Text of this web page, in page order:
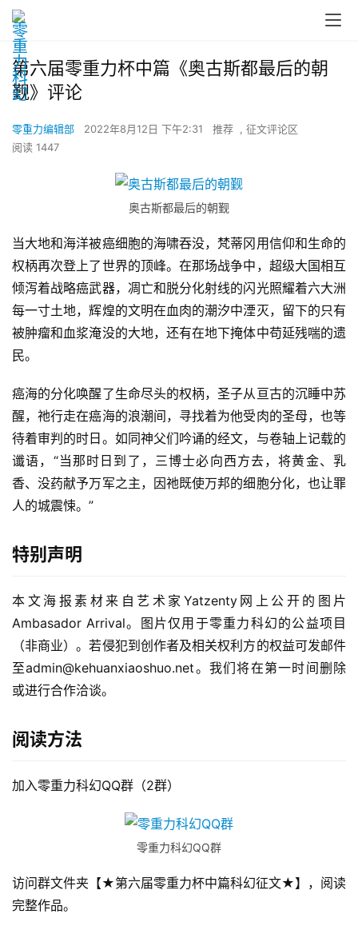
零
重
第六届零重力杯中篇《奥古斯都最后的朝
觐》评论
零重力编辑部 2022年8月12日 下午2:31 推荐 , 征文评论区
阅读 1447
奥古斯都最后的朝觐
当大地和海洋被癌细胞的海啸吞没，梵蒂冈用信仰和生命的
权柄再次登上了世界的顶峰。在那场战争中，超级大国相互
倾泻着战略癌武器，凋亡和脱分化射线的闪光照耀着六大洲
每一寸土地，辉煌的文明在血肉的潮汐中湮灭，留下的只有
被肿瘤和血浆淹没的大地，还有在地下掩体中苟延残喘的遗
民。
癌海的分化唤醒了生命尽头的权柄，圣子从亘古的沉睡中苏
醒，祂行走在癌海的浪潮间，寻找着为他受肉的圣母，也等
待着审判的时日。如同神父们吟诵的经文，与卷轴上记载的
谶语，“当那时日到了，三博士必向西方去，将黄金、乳
香、没药献予万军之主，因祂既使万邦的细胞分化，也让罪
人的城震悚。”
特别声明
本文海报素材来自艺术家Yatzenty网上公开的图片
Ambasador Arrival。图片仅用于零重力科幻的公益项目
（非商业）。若侵犯到创作者及相关权利方的权益可发邮件
至admin@kehuanxiaoshuo.net。我们将在第一时间删除
或进行合作洽谈。
阅读方法
加入零重力科幻QQ群（2群）
零重力科幻QQ群
访问群文件夹【★第六届零重力杯中篇科幻征文★】，阅读
完整作品。